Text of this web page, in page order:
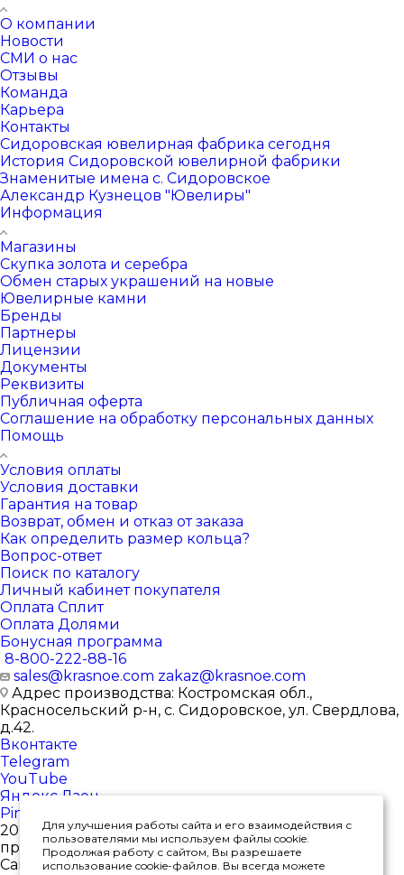
О компании
Новости
СМИ о нас
Отзывы
Команда
Карьера
Контакты
Сидоровская ювелирная фабрика сегодня
История Сидоровской ювелирной фабрики
Знаменитые имена с. Сидоровское
Александр Кузнецов "Ювелиры"
Информация
Магазины
Скупка золота и серебра
Обмен старых украшений на новые
Ювелирные камни
Бренды
Партнеры
Лицензии
Документы
Реквизиты
Публичная оферта
Соглашение на обработку персональных данных
Помощь
Условия оплаты
Условия доставки
Гарантия на товар
Возврат, обмен и отказ от заказа
Как определить размер кольца?
Вопрос-ответ
Поиск по каталогу
Личный кабинет покупателя
Оплата Сплит
Оплата Долями
Бонусная программа
8-800-222-88-16
sales@krasnoe.com zakaz@krasnoe.com
Адрес производства: Костромская обл.,
Красносельский р-н, с. Сидоровское, ул. Свердлова,
д.42.
Вконтакте
Telegram
YouTube
Яндекс.Дзен
Pinterest
2026 © Интернет-магазин ювелирных изделий от
производителя
Сайт носит исключительно информационный
Для улучшения работы сайта и его взаимодействия с
пользователями мы используем файлы cookie.
Продолжая работу с сайтом, Вы разрешаете
использование cookie-файлов. Вы всегда можете